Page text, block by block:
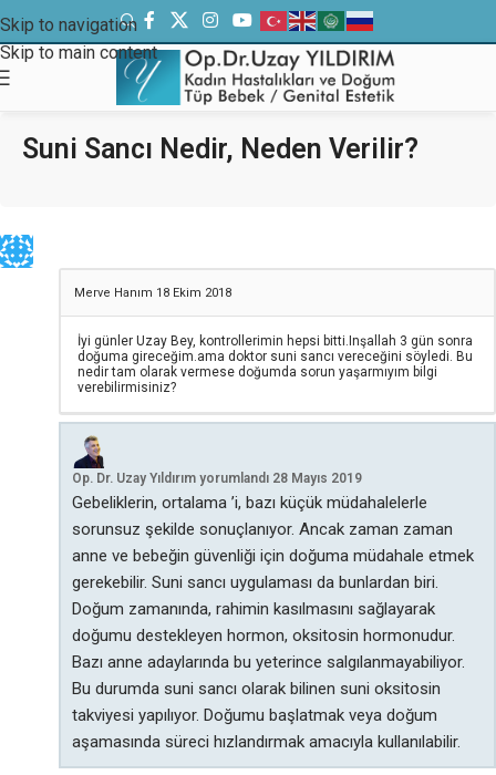
Skip to navigation
Skip to main content
Suni Sancı Nedir, Neden Verilir?
Merve Hanım 18 Ekim 2018
İyi günler Uzay Bey, kontrollerimin hepsi bitti.Inşallah 3 gün sonra
doğuma gireceğim.ama doktor suni sancı vereceğini söyledi. Bu
nedir tam olarak vermese doğumda sorun yaşarmıyım bilgi
verebilirmisiniz?
Op. Dr. Uzay Yıldırım yorumlandı 28 Mayıs 2019
Gebeliklerin, ortalama ’i, bazı küçük müdahalelerle
sorunsuz şekilde sonuçlanıyor. Ancak zaman zaman
anne ve bebeğin güvenliği için doğuma müdahale etmek
gerekebilir. Suni sancı uygulaması da bunlardan biri.
Doğum zamanında, rahimin kasılmasını sağlayarak
doğumu destekleyen hormon, oksitosin hormonudur.
Bazı anne adaylarında bu yeterince salgılanmayabiliyor.
Bu durumda suni sancı olarak bilinen suni oksitosin
takviyesi yapılıyor. Doğumu başlatmak veya doğum
aşamasında süreci hızlandırmak amacıyla kullanılabilir.